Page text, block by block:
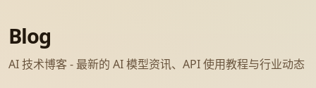
Blog
AI 技术博客 - 最新的 AI 模型资讯、API 使用教程与行业动态